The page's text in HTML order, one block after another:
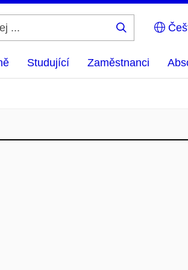
Studující Zaměstnanci